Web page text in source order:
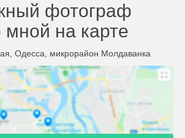
фотограф
на карте
Одесса, микрорайон Молдаванка